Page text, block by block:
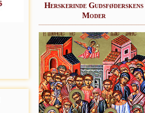
Herskerinde Gudsføderskens
Moder